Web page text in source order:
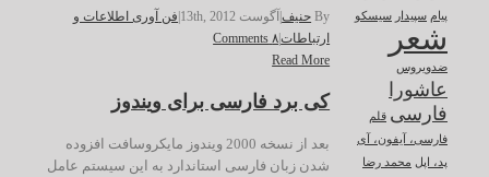
By حنیف|آگوست 13th, 2012 |فن آوری اطلاعات و
ارتباطات|۸ Comments
Read More
کی برد فارسی برای ویندوز
بعد از نسخه 2000 ویندوز مایکروسافت افزوده
شدن زبان فارسی استاندارد به این سیستم عامل
پیام سپیدار سیسکو
شعر
ضدویروس
عاشورا
فارسی قلم
فارسی، آیفون، آی
پد، اپل محمد رضا